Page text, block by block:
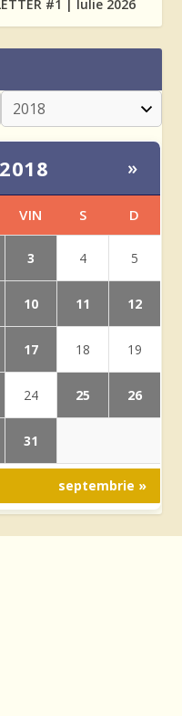
#1 | Iulie 2026
»
VIN S D
3 4 5
10 11 12
17 18 19
24 25 26
31
septembrie »